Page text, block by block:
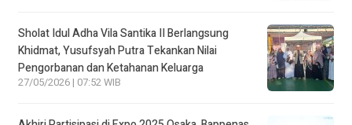
Sholat Idul Adha Vila Santika II Berlangsung
Khidmat, Yusufsyah Putra Tekankan Nilai
Pengorbanan dan Ketahanan Keluarga
27/05/2026 | 07:52 WIB